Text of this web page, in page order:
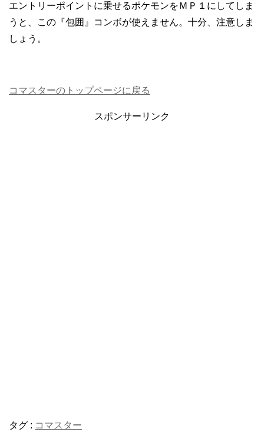
エントリーポイントに乗せるポケモンをＭＰ１にしてしま
うと、この『包囲』コンボが使えません。十分、注意しま
しょう。
コマスターのトップページに戻る
スポンサーリンク
タグ : コマスター